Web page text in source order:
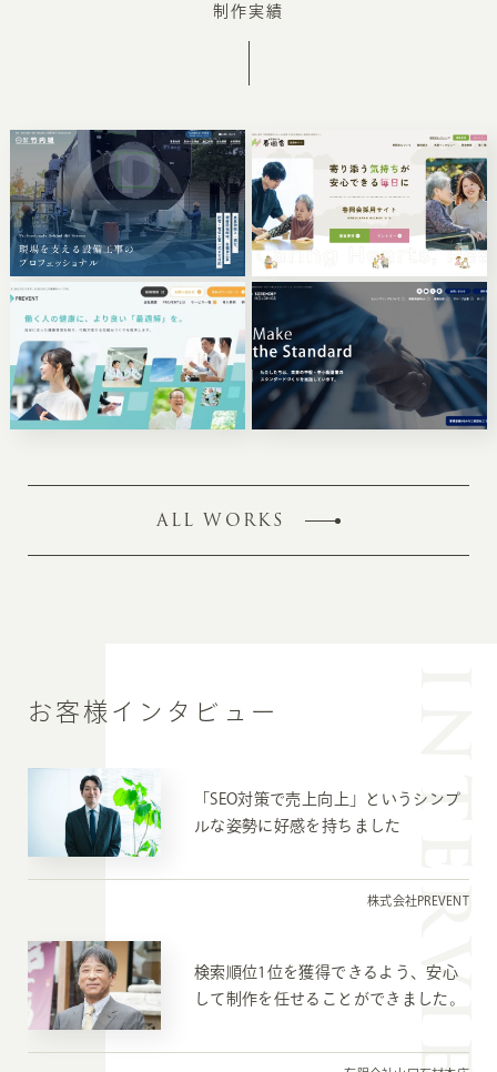
制作実績
ALL WORKS
お客様インタビュー INTERVIEW
「SEO対策で売上向上」というシンプ
ルな姿勢に好感を持ちました
株式会社PREVENT
検索順位1位を獲得できるよう、安心
して制作を任せることができました。